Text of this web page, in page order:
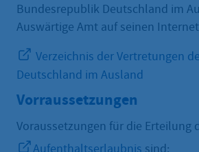
Bundesrepublik Deutschland im
Auswärtige Amt auf seinen
Verzeichnis der Vertretungen
Deutschland im Ausland
Vorraussetzungen
Voraussetzungen für die Erteilung
Aufenthaltserlaubnis sind: